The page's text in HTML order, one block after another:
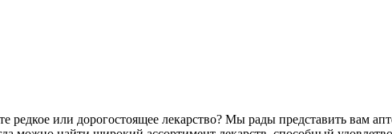
или дорогостоящее лекарство? Мы рады представить вам